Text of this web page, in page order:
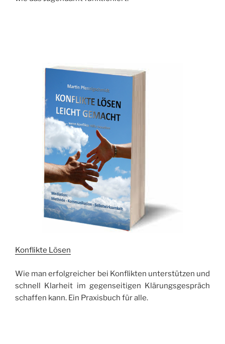
Konflikte Lösen
Wie man erfolgreicher bei Konflikten unterstützen und
schnell Klarheit im gegenseitigen Klärungsgespräch
schaffen kann. Ein Praxisbuch für alle.